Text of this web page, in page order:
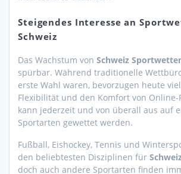
Steigendes Interesse an
Schweiz
Das Wachstum von Schweiz
spürbar. Während traditionelle
erste Wahl waren, bevorzugen heute
Flexibilität und den Komfort von Online-
kann jederzeit und von überall aus auf
Sportarten gewettet werden.
Fußball, Eishockey, Tennis und
den beliebtesten Disziplinen für
doch auch andere Sportarten finden